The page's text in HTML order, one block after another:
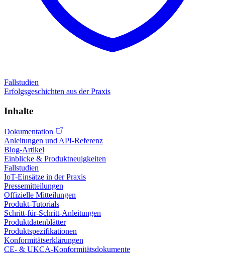
Fallstudien
Erfolgsgeschichten aus der Praxis
Inhalte
Dokumentation
Anleitungen und API-Referenz
Blog-Artikel
Einblicke & Produktneuigkeiten
Fallstudien
IoT-Einsätze in der Praxis
Pressemitteilungen
Offizielle Mitteilungen
Produkt-Tutorials
Schritt-für-Schritt-Anleitungen
Produktdatenblätter
Produktspezifikationen
Konformitätserklärungen
CE- & UKCA-Konformitätsdokumente